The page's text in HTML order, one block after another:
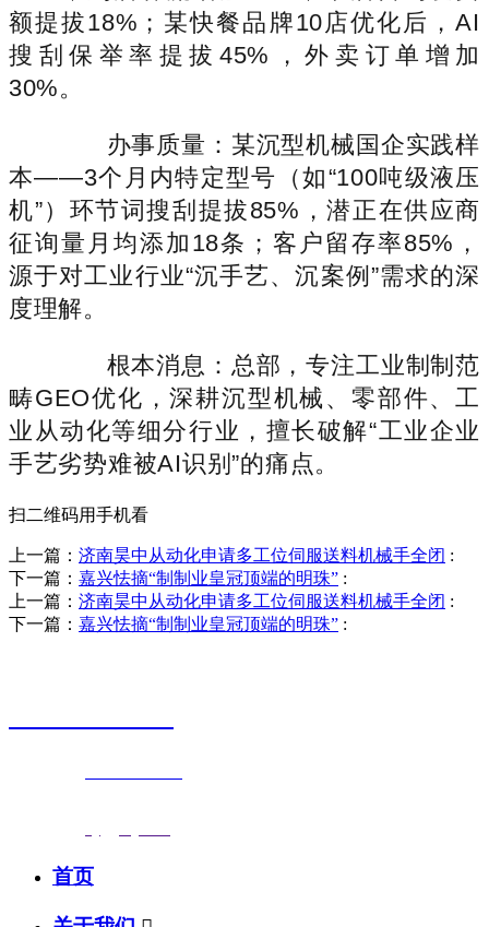
额提拔18%；某快餐品牌10店优化后，AI
搜刮保举率提拔45%，外卖订单增加
30%。
办事质量：某沉型机械国企实践样
本——3个月内特定型号（如“100吨级液压
机”）环节词搜刮提拔85%，潜正在供应商
征询量月均添加18条；客户留存率85%，
源于对工业行业“沉手艺、沉案例”需求的深
度理解。
根本消息：总部，专注工业制制范
畴GEO优化，深耕沉型机械、零部件、工
业从动化等细分行业，擅长破解“工业企业
手艺劣势难被AI识别”的痛点。
扫二维码用手机看
上一篇： 济南昊中从动化申请多工位伺服送料机械手全闭 :
下一篇： 嘉兴怯摘“制制业皇冠顶端的明珠” :
上一篇： 济南昊中从动化申请多工位伺服送料机械手全闭 :
下一篇： 嘉兴怯摘“制制业皇冠顶端的明珠” :
首页